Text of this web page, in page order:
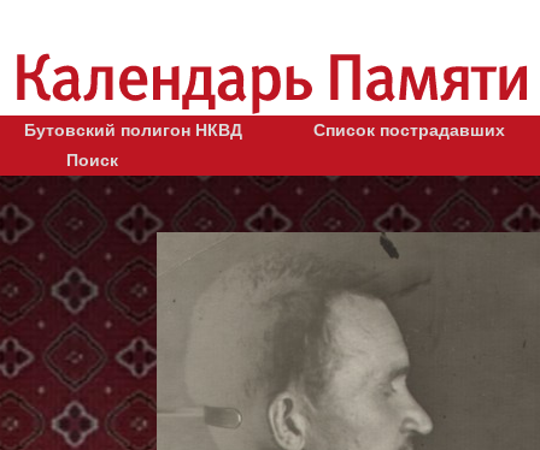
Бутовский полигон НКВД
Список пострадавших
Поиск